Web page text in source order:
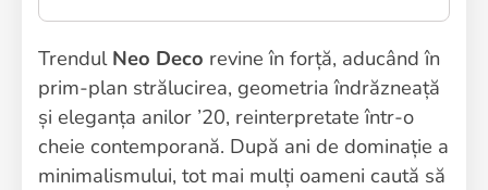
Trendul Neo Deco revine în forță, aducând în
prim-plan strălucirea, geometria îndrăzneață
și eleganța anilor ’20, reinterpretate într-o
cheie contemporană. După ani de dominație a
minimalismului, tot mai mulți oameni caută să